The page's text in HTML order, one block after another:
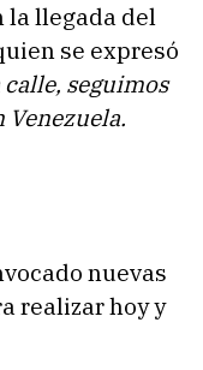
la llegada del
se expresó
seguimos
Venezuela.
nuevas
realizar hoy y